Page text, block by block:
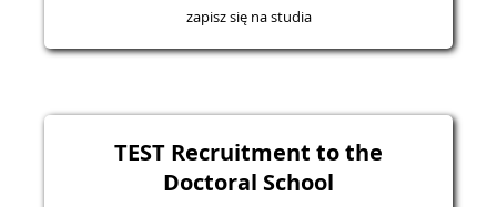
zapisz się na studia
TEST Recruitment to the
Doctoral School